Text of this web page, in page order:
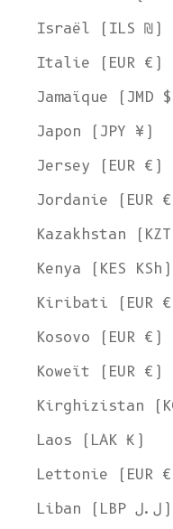
Israël (ILS ₪)
Italie (EUR €)
Jamaïque (JMD
Japon (JPY ¥)
Jersey (EUR €)
Jordanie (EUR
Kazakhstan
Kenya (KES KSh)
Kiribati (EUR
Kosovo (EUR €)
Koweït (EUR €)
Kirghizistan
Laos (LAK ₭)
Lettonie (EUR
Liban (LBP ل.ل)